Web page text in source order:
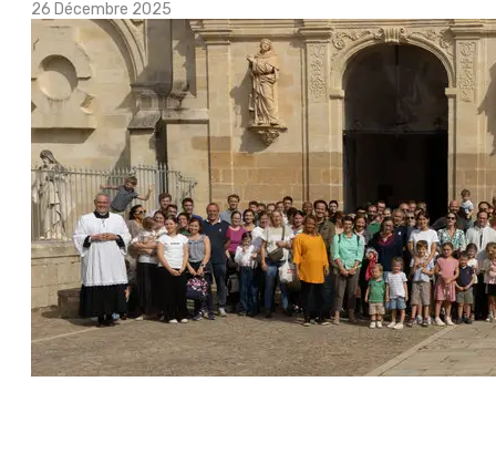
26 Décembre 2025